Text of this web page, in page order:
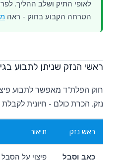
לאופי התיק ושלב ההליך.
הטרחה הקבוע בחוק - ראה
ראשי הנזק שניתן לתבוע
חוק הפלת"ד מאפשר לתבוע
נזק. הכרת כולם - חיונית לקבלת
ראש נזק תיאור
כאב וסבל
פיצוי על הסבל